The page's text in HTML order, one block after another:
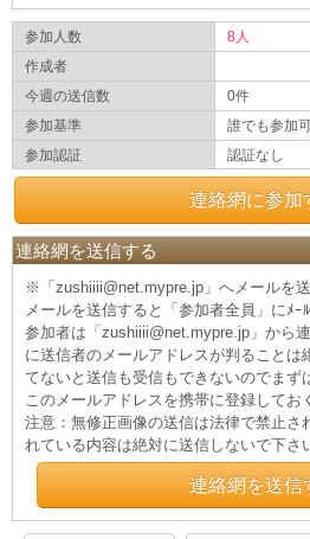
参加人数
8人
作成者
今週の送信数
0件
参加基準
誰でも参加
参加認証
認証なし
連絡網に参加
連絡網を送信する
※「zushiiii@net.mypre.jp」へメールを送
メールを送信すると「参加者全員」にﾒｰ
参加者は「zushiiii@net.mypre.jp」から
に送信者のメールアドレスが判ることは
てないと送信も受信もできないのでまず
このメールアドレスを携帯に登録してお
注意：無修正画像の送信は法律で禁止さ
れている内容は絶対に送信しないで下さ
連絡網を送信